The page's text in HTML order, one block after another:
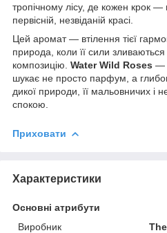
тропічному лісу, де кожен крок —
первісній, незвіданій красі.
Цей аромат — втілення тієї
природа, коли її сили
композицію. Water Wild Roses —
шукає не просто парфум, а
дикої природи, її мальовничих і
спокою.
Приховати
Характеристики
Основні атрибути
Виробник